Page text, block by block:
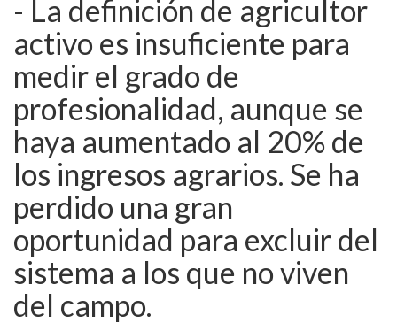
- La definición de agricultor
activo es insuficiente para
medir el grado de
profesionalidad, aunque se
haya aumentado al 20% de
los ingresos agrarios. Se ha
perdido una gran
oportunidad para excluir del
sistema a los que no viven
del campo.